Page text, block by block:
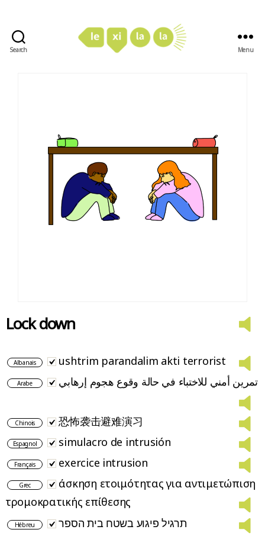
Search Menu
Lock down
Albanais ushtrim parandalim akti terrorist
Arabe تمرين أمني للاختباء في حالة وقوع هجوم إرهابي
Chinois 恐怖袭击避难演习
Espagnol simulacro de intrusión
Français exercice intrusion
Grec
άσκηση ετοιμότητας για αντιμετώπιση
τρομοκρατικής επίθεσης
Hébreu תרגיל פיגוע בשטח בית הספר